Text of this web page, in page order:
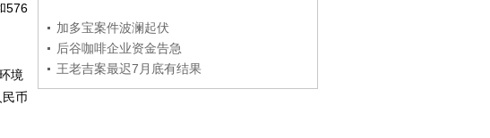
加多宝案件波澜起伏
后谷咖啡企业资金告急
王老吉案最迟7月底有结果
576
境
币